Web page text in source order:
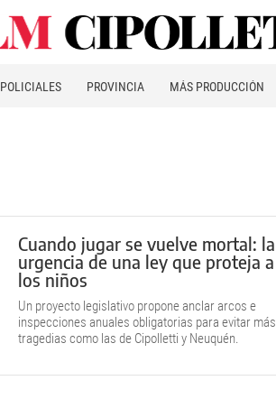
POLICIALES PROVINCIA MÁS PRODUCCIÓN
Cuando jugar se vuelve mortal: la
urgencia de una ley que proteja a
los niños
Un proyecto legislativo propone anclar arcos e
inspecciones anuales obligatorias para evitar más
tragedias como las de Cipolletti y Neuquén.